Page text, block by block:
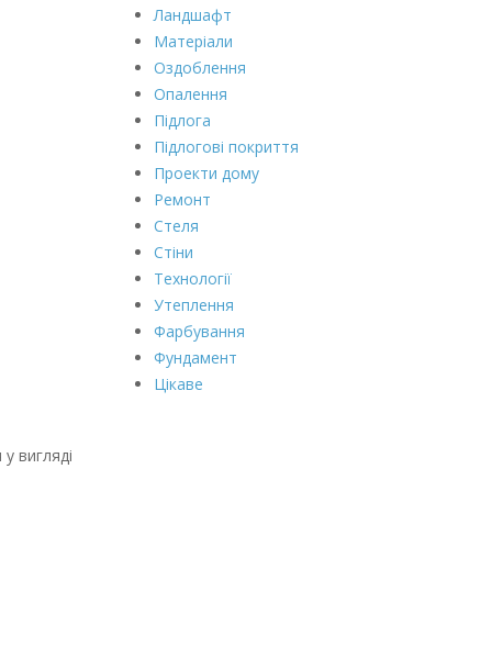
вигляді
Ландшафт
Матеріали
Оздоблення
Опалення
Підлога
Підлогові покриття
Проекти дому
Ремонт
Стеля
Стіни
Технології
Утеплення
Фарбування
Фундамент
Цікаве